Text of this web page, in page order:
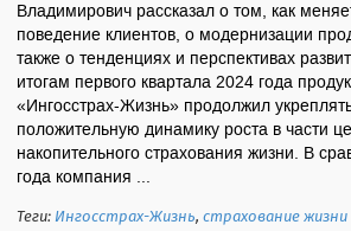
Владимирович рассказал о том, как
поведение клиентов, о модернизации
также о тенденциях и перспективах
итогам первого квартала 2024 года
«Ингосстрах-Жизнь» продолжил
положительную динамику роста в части
накопительного страхования жизни. В
года компания ...
Теги:Ингосстрах-Жизнь,страхование жизни